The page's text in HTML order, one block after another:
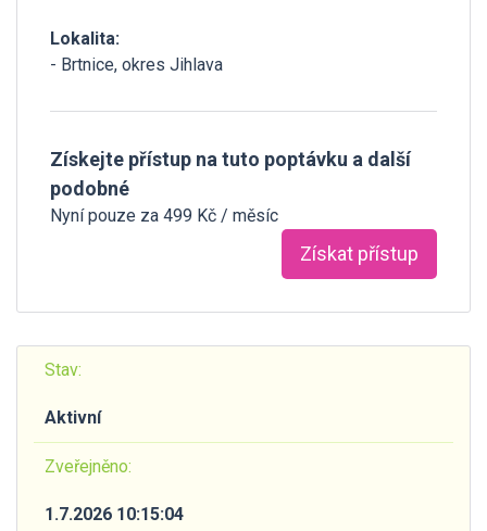
Lokalita:
- Brtnice, okres Jihlava
Získejte přístup na tuto poptávku a další
podobné
Nyní pouze za 499 Kč / měsíc
Získat přístup
Stav:
Aktivní
Zveřejněno:
1.7.2026 10:15:04